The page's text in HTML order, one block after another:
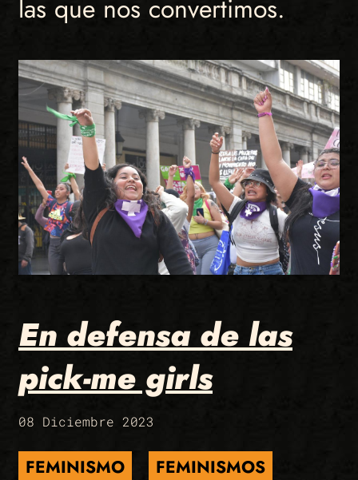
las que nos convertimos.
En defensa de las
pick-me girls
08 Diciembre 2023
FEMINISMO FEMINISMOS